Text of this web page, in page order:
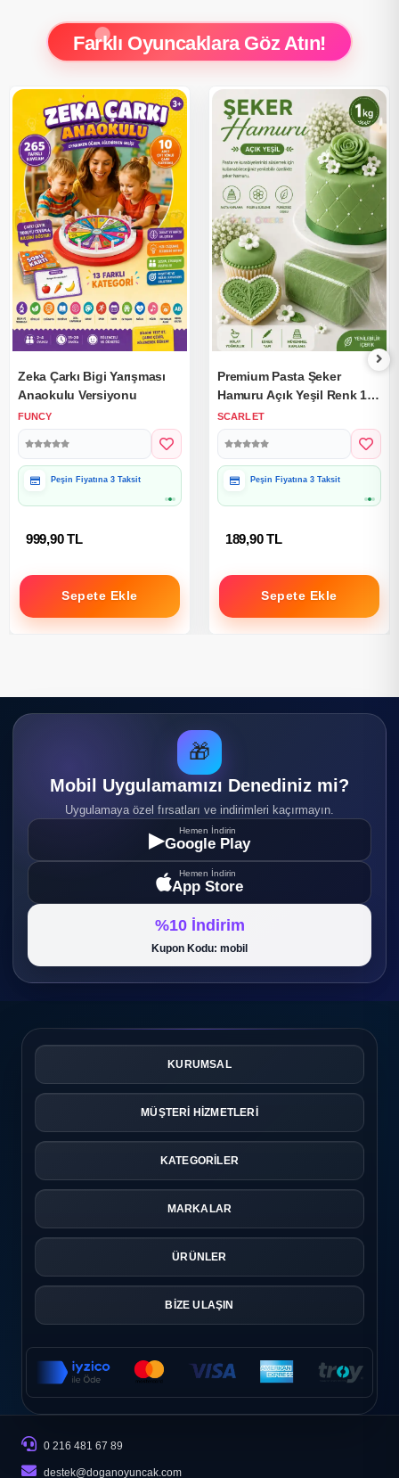
Farklı Oyuncaklara Göz Atın!
Zeka Çarkı Bigi Yarışması
Anaokulu Versiyonu
FUNCY
Peşin Fiyatına 3 Taksit
999,90 TL
Sepete Ekle
Premium Pasta Şeker
Hamuru Açık Yeşil Renk 1
Kg.
SCARLET
Peşin Fiyatına 3 Taksit
189,90 TL
Sepete Ekle
🎁
Mobil Uygulamamızı Denediniz mi?
Uygulamaya özel fırsatları ve indirimleri kaçırmayın.
▶ Hemen İndirin
Google Play
Hemen İndirin
App Store
%10 İndirim
Kupon Kodu: mobil
KURUMSAL
MÜŞTERİ HİZMETLERİ
KATEGORİLER
MARKALAR
ÜRÜNLER
BİZE ULAŞIN
0 216 481 67 89
destek@doganoyuncak.com